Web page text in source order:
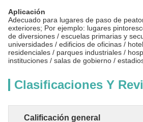
Aplicación
Adecuado para lugares de paso de
exteriores; Por ejemplo: lugares
de diversiones / escuelas primarias y
universidades / edificios de oficinas /
residenciales / parques industriales /
instituciones / salas de gobierno /
Clasificaciones Y
Calificación general